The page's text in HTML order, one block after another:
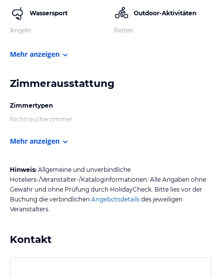
Wassersport
Angeln
Outdoor-Aktivitäten
Reiten
Mehr anzeigen
Zimmerausstattung
Zimmertypen
Nichtraucherzimmer
Mehr anzeigen
Hinweis: Allgemeine und unverbindliche
Hoteliers-/Veranstalter-/Kataloginformationen. Alle Angaben ohne
Gewähr und ohne Prüfung durch HolidayCheck. Bitte lies vor der
Buchung die verbindlichen Angebotsdetails des jeweiligen
Veranstalters.
Kontakt